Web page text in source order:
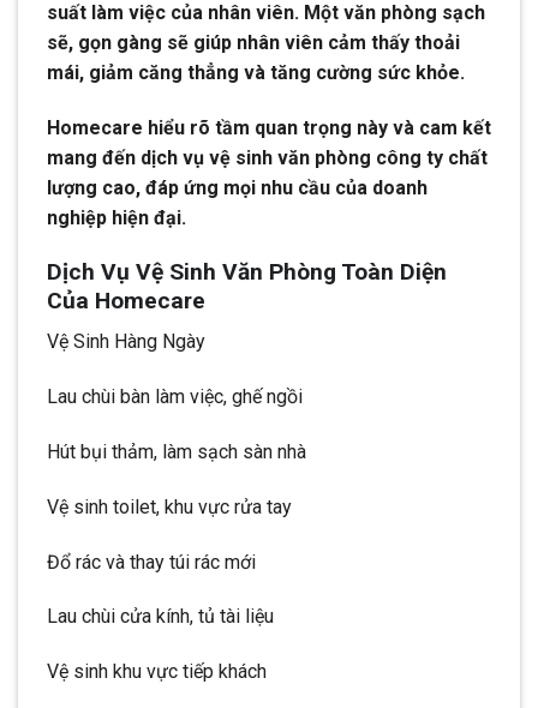
suất làm việc của nhân viên. Một văn phòng sạch
sẽ, gọn gàng sẽ giúp nhân viên cảm thấy thoải
mái, giảm căng thẳng và tăng cường sức khỏe.
Homecare hiểu rõ tầm quan trọng này và cam kết
mang đến dịch vụ vệ sinh văn phòng công ty chất
lượng cao, đáp ứng mọi nhu cầu của doanh
nghiệp hiện đại.
Dịch Vụ Vệ Sinh Văn Phòng Toàn Diện
Của Homecare
Vệ Sinh Hàng Ngày
Lau chùi bàn làm việc, ghế ngồi
Hút bụi thảm, làm sạch sàn nhà
Vệ sinh toilet, khu vực rửa tay
Đổ rác và thay túi rác mới
Lau chùi cửa kính, tủ tài liệu
Vệ sinh khu vực tiếp khách